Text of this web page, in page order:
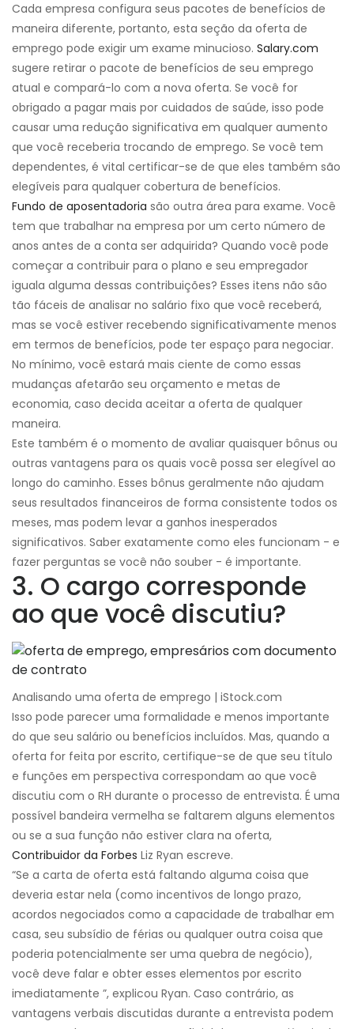
Cada empresa configura seus pacotes de benefícios de
maneira diferente, portanto, esta seção da oferta de
emprego pode exigir um exame minucioso. Salary.com
sugere retirar o pacote de benefícios de seu emprego
atual e compará-lo com a nova oferta. Se você for
obrigado a pagar mais por cuidados de saúde, isso pode
causar uma redução significativa em qualquer aumento
que você receberia trocando de emprego. Se você tem
dependentes, é vital certificar-se de que eles também são
elegíveis para qualquer cobertura de benefícios.
Fundo de aposentadoria são outra área para exame. Você
tem que trabalhar na empresa por um certo número de
anos antes de a conta ser adquirida? Quando você pode
começar a contribuir para o plano e seu empregador
iguala alguma dessas contribuições? Esses itens não são
tão fáceis de analisar no salário fixo que você receberá,
mas se você estiver recebendo significativamente menos
em termos de benefícios, pode ter espaço para negociar.
No mínimo, você estará mais ciente de como essas
mudanças afetarão seu orçamento e metas de
economia, caso decida aceitar a oferta de qualquer
maneira.
Este também é o momento de avaliar quaisquer bônus ou
outras vantagens para os quais você possa ser elegível ao
longo do caminho. Esses bônus geralmente não ajudam
seus resultados financeiros de forma consistente todos os
meses, mas podem levar a ganhos inesperados
significativos. Saber exatamente como eles funcionam - e
fazer perguntas se você não souber - é importante.
3. O cargo corresponde
ao que você discutiu?
Analisando uma oferta de emprego | iStock.com
Isso pode parecer uma formalidade e menos importante
do que seu salário ou benefícios incluídos. Mas, quando a
oferta for feita por escrito, certifique-se de que seu título
e funções em perspectiva correspondam ao que você
discutiu com o RH durante o processo de entrevista. É uma
possível bandeira vermelha se faltarem alguns elementos
ou se a sua função não estiver clara na oferta,
Contribuidor da Forbes Liz Ryan escreve.
“Se a carta de oferta está faltando alguma coisa que
deveria estar nela (como incentivos de longo prazo,
acordos negociados como a capacidade de trabalhar em
casa, seu subsídio de férias ou qualquer outra coisa que
poderia potencialmente ser uma quebra de negócio),
você deve falar e obter esses elementos por escrito
imediatamente ”, explicou Ryan. Caso contrário, as
vantagens verbais discutidas durante a entrevista podem